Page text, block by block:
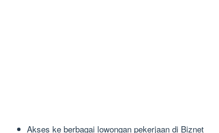
Akses ke berbagai lowongan pekerjaan di Biznet